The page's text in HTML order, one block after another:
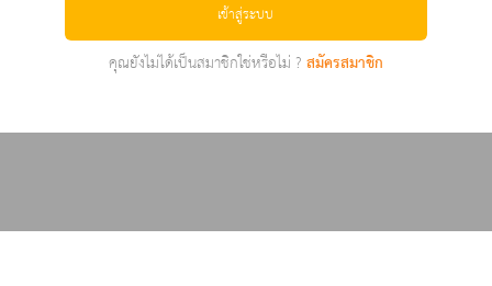
เข้าสู่ระบบ
คุณยังไม่ได้เป็นสมาชิกใช่หรือไม่ ?สมัครสมาชิก